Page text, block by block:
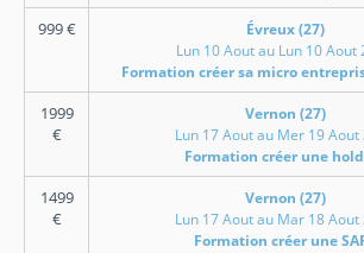
999€
Évreux (27)
Lun 10 Aout au Lun 10 Aout
Formation créer sa micro
1999
€
Vernon (27)
Lun 17 Aout au Mer 19 Aout
Formation créer une
1499
€
Vernon (27)
Lun 17 Aout au Mar 18 Aout
Formation créer une